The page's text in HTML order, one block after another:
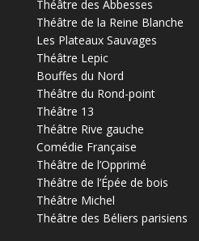
Théâtre des Abbesses
Théâtre de la Reine Blanche
Les Plateaux Sauvages
Théâtre Lepic
Bouffes du Nord
Théâtre du Rond-point
Théâtre 13
Théâtre Rive gauche
Comédie Française
Théâtre de l’Opprimé
Théâtre de l’Épée de bois
Théâtre Michel
Théâtre des Béliers parisiens